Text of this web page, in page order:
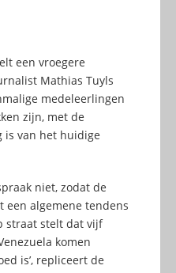
een vroegere
Mathias Tuyls
medeleerlingen
zijn, met de
is van het huidige
niet, zodat de
een algemene tendens
straat stelt dat vijf
komen
is’, repliceert de